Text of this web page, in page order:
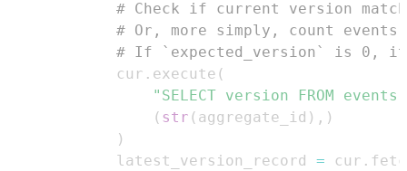
# Check if current version
# Or, more simply, count
# If `expected_version` is 0, it
            cur
. execute (
"SELECT version FROM
( str ( aggregate_id ) , )
)
            latest_version_record
= cur .